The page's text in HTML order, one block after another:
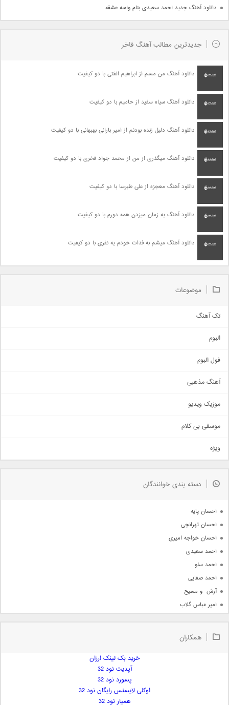
دانلود آهنگ جدید احمد سعیدی بنام واسه عشقه
جدیدترین مطالب آهنگ فاخر
دانلود آهنگ من مسم از ابراهیم الفتی با دو کیفیت
دانلود آهنگ سیاه سفید از حامیم با دو کیفیت
دانلود آهنگ دلیل زنده بودنم از امیر بارانی بهبهانی با دو کیفیت
دانلود آهنگ میگذری از من از محمد جواد فخری با دو کیفیت
دانلود آهنگ معجزه از علی طبرسا با دو کیفیت
دانلود آهنگ یه زمان میزدن همه دورم با دو کیفیت
دانلود آهنگ میشم به فدات خودم یه نفری با دو کیفیت
موضوعات
تک آهنگ
اجتماعی
حماسی
سنتی
اهنگ بندرعباسی
دمو
مذهبی
جدیدترین ها
البوم
فول البوم
آهنگ مذهبی
موزیک ویدیو
موسقی بی کلام
ویژه
دسته بندی خوانندگان
احسان پایه
احسان تهرانچی
احسان خواجه امیری
احمد سعیدی
احمد سلو
احمد صفایی
آرش  و مسیح
امیر عباس گلاب
امیر علی
همکاران
خرید بک لینک ارزان
آپدیت نود 32
پسورد نود 32
اوکلی لایسنس رایگان نود 32
همیار نود 32